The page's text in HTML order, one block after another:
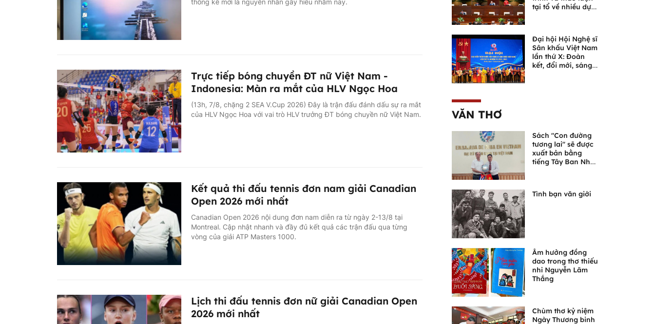
thống kê mới là nguyên nhân gây hiểu nhầm này.
Trực tiếp bóng chuyền ĐT nữ Việt Nam -
Indonesia: Màn ra mắt của HLV Ngọc Hoa
(13h, 7/8, chặng 2 SEA V.Cup 2026) Đây là trận đấu đánh dấu sự ra mắt
của HLV Ngọc Hoa với vai trò HLV trưởng ĐT bóng chuyền nữ Việt Nam.
Kết quả thi đấu tennis đơn nam giải Canadian
Open 2026 mới nhất
Canadian Open 2026 nội dung đơn nam diễn ra từ ngày 2-13/8 tại
Montreal. Cập nhật nhanh và đầy đủ kết quả các trận đấu qua từng
vòng của giải ATP Masters 1000.
Lịch thi đấu tennis đơn nữ giải Canadian Open
2026 mới nhất
tại tổ về nhiều dự
Đại hội Hội Nghệ sĩ
Sân khấu Việt Nam
lần thứ X: Đoàn
kết, đổi mới, sáng
VĂN THƠ
Sách "Con đường
tương lai" sẽ được
xuất bản bằng
tiếng Tây Ban Nha
Tình bạn văn giới
Âm hưởng đồng
dao trong thơ thiếu
nhi Nguyễn Lãm
Thắng
Chùm thơ kỷ niệm
Ngày Thương binh